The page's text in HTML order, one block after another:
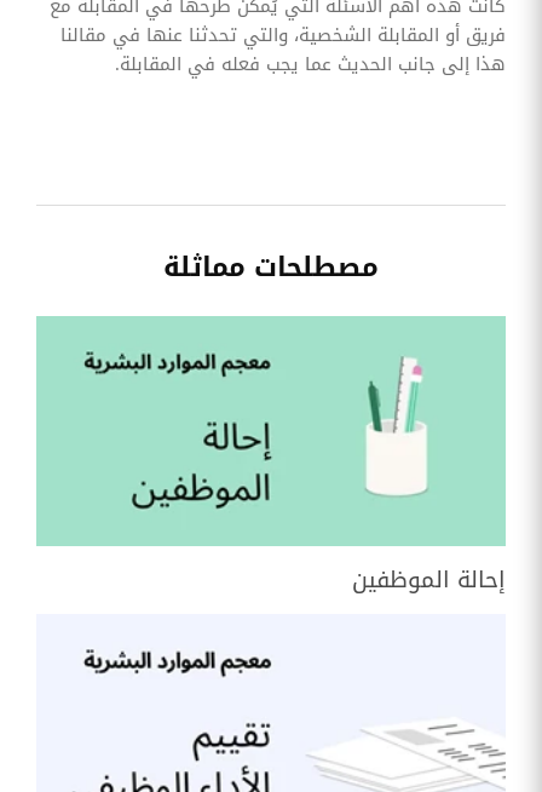
فريق أو المقابلة الشخصية، والتي تحدثنا عنها في مقالنا
هذا إلى جانب الحديث عما يجب فعله في المقابلة.
مصطلحات مماثلة
إحالة الموظفين